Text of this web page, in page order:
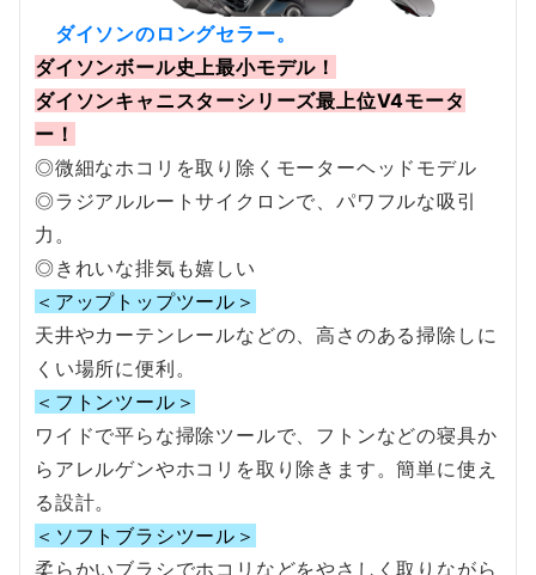
ダイソンのロングセラー。
ダイソンボール史上最小モデル！
ダイソンキャニスターシリーズ最上位V4モータ
ー！
◎微細なホコリを取り除くモーターヘッドモデル
◎ラジアルルートサイクロンで、パワフルな吸引
力。
◎きれいな排気も嬉しい
＜アップトップツール＞
天井やカーテンレールなどの、高さのある掃除しに
くい場所に便利。
＜フトンツール＞
ワイドで平らな掃除ツールで、フトンなどの寝具か
らアレルゲンやホコリを取り除きます。簡単に使え
る設計。
＜ソフトブラシツール＞
柔らかいブラシでホコリなどをやさしく取りながら